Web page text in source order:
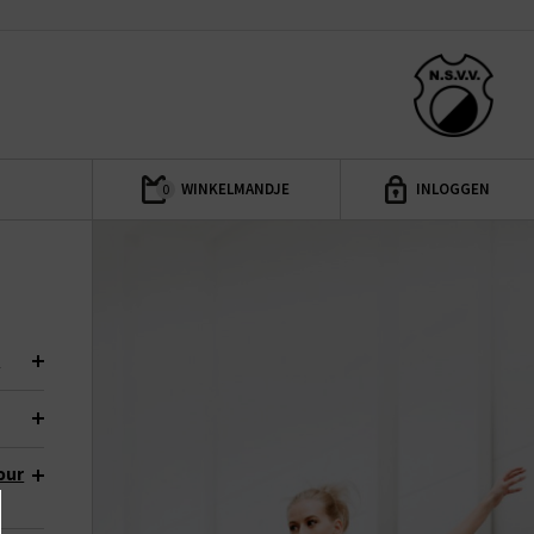
0 WINKELMANDJE INLOGGEN